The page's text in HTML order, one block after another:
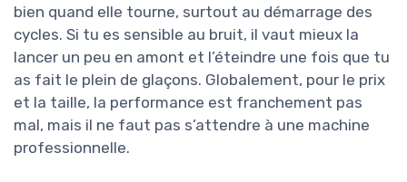
bien quand elle tourne, surtout au démarrage des
cycles. Si tu es sensible au bruit, il vaut mieux la
lancer un peu en amont et l’éteindre une fois que tu
as fait le plein de glaçons. Globalement, pour le prix
et la taille, la performance est franchement pas
mal, mais il ne faut pas s’attendre à une machine
professionnelle.